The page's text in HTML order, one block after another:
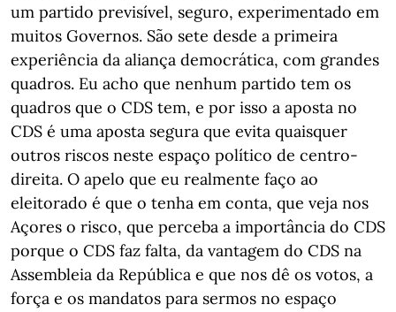
um partido previsível, seguro, experimentado em
muitos Governos. São sete desde a primeira
experiência da aliança democrática, com grandes
quadros. Eu acho que nenhum partido tem os
quadros que o CDS tem, e por isso a aposta no
CDS é uma aposta segura que evita quaisquer
outros riscos neste espaço político de centro-
direita. O apelo que eu realmente faço ao
eleitorado é que o tenha em conta, que veja nos
Açores o risco, que perceba a importância do CDS
porque o CDS faz falta, da vantagem do CDS na
Assembleia da República e que nos dê os votos, a
força e os mandatos para sermos no espaço